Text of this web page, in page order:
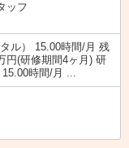
ッフ
ル） 15.00時間/月 残
円(研修期間4ヶ月) 研
時間/月 ...